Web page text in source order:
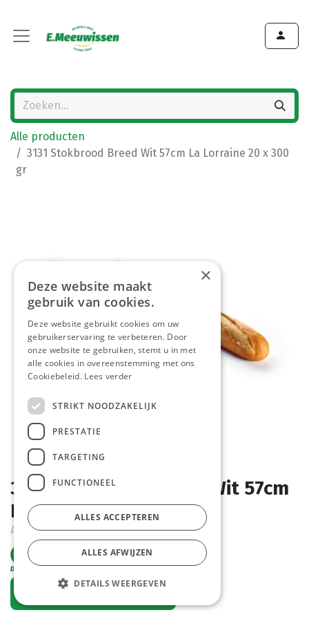
Alle producten
3131 Stokbrood Breed Wit 57cm La Lorraine 20 x 300
gr
3131 Stokbrood Breed Wit 57cm
La Lorraine 20 x 300 gr
Actief
Vraag een account aan
×
Deze website maakt
gebruik van cookies.
Deze website gebruikt cookies om uw
gebruikerservaring te verbeteren. Door
onze website te gebruiken, stemt u in met
alle cookies in overeenstemming met ons
Cookiebeleid. Lees verder
STRIKT NOODZAKELIJK
PRESTATIE
TARGETING
FUNCTIONEEL
ALLES ACCEPTEREN
ALLES AFWIJZEN
DETAILS WEERGEVEN